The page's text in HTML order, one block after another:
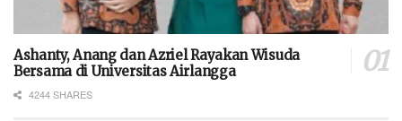
Ashanty, Anang dan Azriel Rayakan Wisuda
Bersama di Universitas Airlangga
4244 SHARES